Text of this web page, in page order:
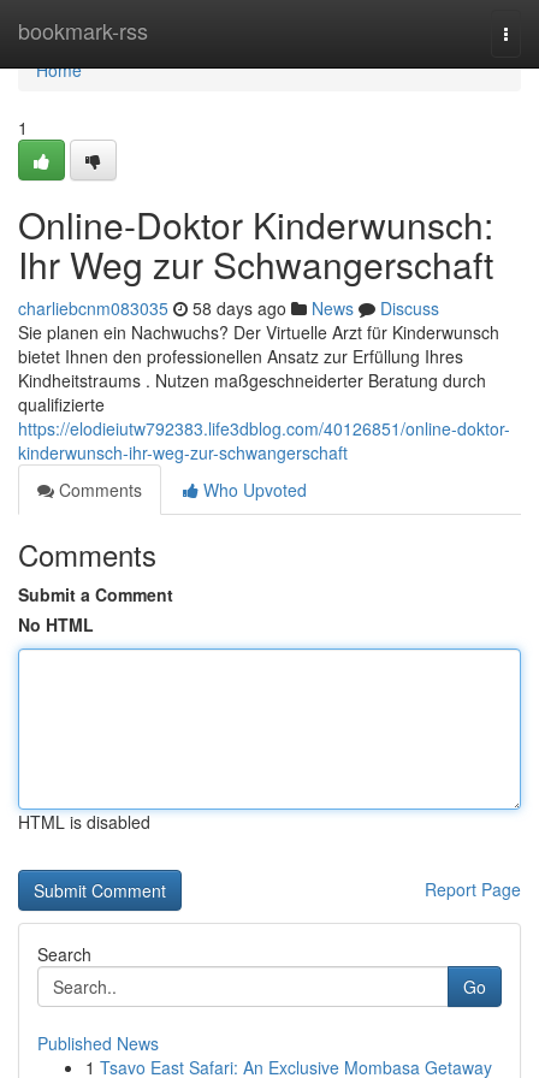
bookmark-rss
Home
Home
1
Online-Doktor Kinderwunsch:
Ihr Weg zur Schwangerschaft
charliebcnm083035 58 days ago News
Discuss
Sie planen ein Nachwuchs? Der Virtuelle Arzt für Kinderwunsch
bietet Ihnen den professionellen Ansatz zur Erfüllung Ihres
Kindheitstraums . Nutzen maßgeschneiderter Beratung durch
qualifizierte
https://elodieiutw792383.life3dblog.com/40126851/online-doktor-
kinderwunsch-ihr-weg-zur-schwangerschaft
Comments
Who Upvoted
Comments
Submit a Comment
No HTML
HTML is disabled
Report Page
Search
Go
Published News
1 Tsavo East Safari: An Exclusive Mombasa Getaway